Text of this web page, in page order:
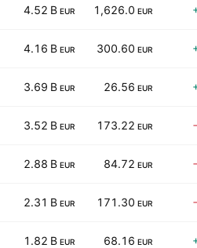
4.52 B EUR 1,626.0 EUR
4.16 B EUR 300.60 EUR
3.69 B EUR 26.56 EUR
3.52 B EUR 173.22 EUR
2.88 B EUR 84.72 EUR
2.31 B EUR 171.30 EUR
1.82 B EUR 68.16 EUR